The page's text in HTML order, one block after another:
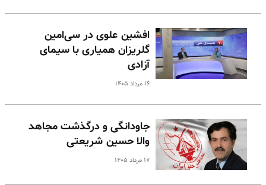
افشین علوی در سی‌امین
گلریزان همیاری با سیمای
آزادی
۱۶ مرداد ۱۴۰۵
جاودانگی و درگذشت مجاهد
والا حسین شریعتی
۱۷ مرداد ۱۴۰۵